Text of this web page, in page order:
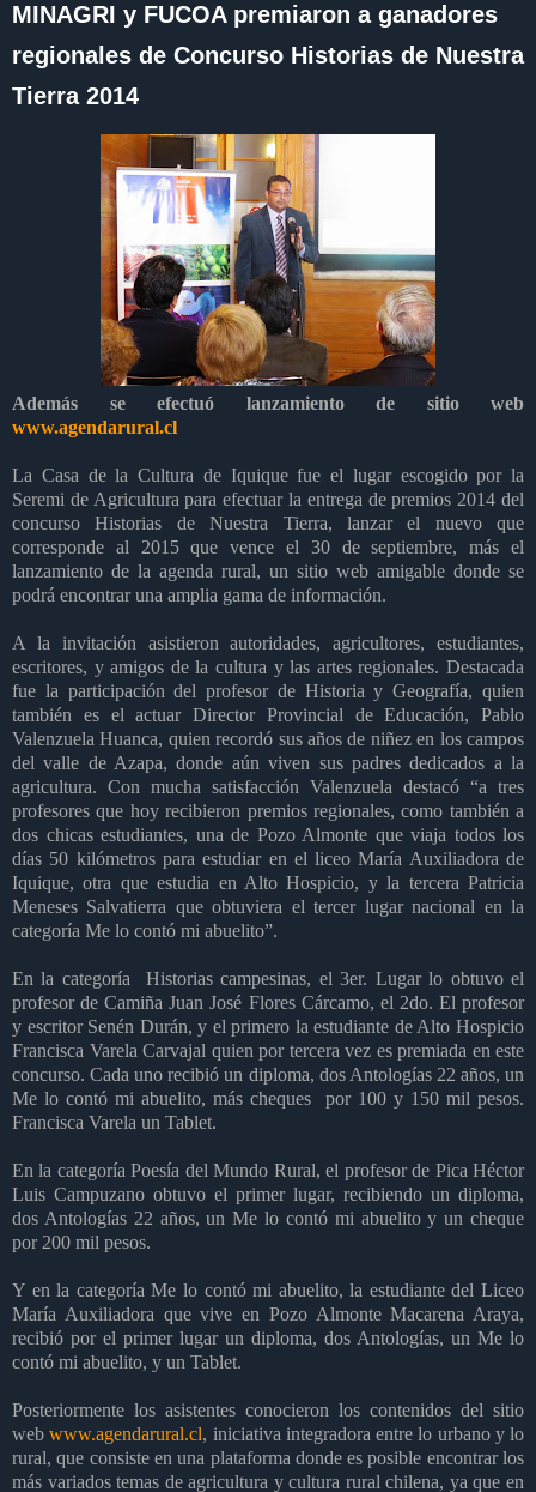
MINAGRI y FUCOA premiaron a ganadores
regionales de Concurso Historias de Nuestra
Tierra 2014
Además se efectuó lanzamiento de sitio web
www.agendarural.cl
La Casa de la Cultura de Iquique fue el lugar escogido por la
Seremi de Agricultura para efectuar la entrega de premios 2014 del
concurso Historias de Nuestra Tierra, lanzar el nuevo que
corresponde al 2015 que vence el 30 de septiembre, más el
lanzamiento de la agenda rural, un sitio web amigable donde se
podrá encontrar una amplia gama de información.
A la invitación asistieron autoridades, agricultores, estudiantes,
escritores, y amigos de la cultura y las artes regionales. Destacada
fue la participación del profesor de Historia y Geografía, quien
también es el actuar Director Provincial de Educación, Pablo
Valenzuela Huanca, quien recordó sus años de niñez en los campos
del valle de Azapa, donde aún viven sus padres dedicados a la
agricultura. Con mucha satisfacción Valenzuela destacó “a tres
profesores que hoy recibieron premios regionales, como también a
dos chicas estudiantes, una de Pozo Almonte que viaja todos los
días 50 kilómetros para estudiar en el liceo María Auxiliadora de
Iquique, otra que estudia en Alto Hospicio, y la tercera Patricia
Meneses Salvatierra que obtuviera el tercer lugar nacional en la
categoría Me lo contó mi abuelito”.
En la categoría Historias campesinas, el 3er. Lugar lo obtuvo el
profesor de Camiña Juan José Flores Cárcamo, el 2do. El profesor
y escritor Senén Durán, y el primero la estudiante de Alto Hospicio
Francisca Varela Carvajal quien por tercera vez es premiada en este
concurso. Cada uno recibió un diploma, dos Antologías 22 años, un
Me lo contó mi abuelito, más cheques por 100 y 150 mil pesos.
Francisca Varela un Tablet.
En la categoría Poesía del Mundo Rural, el profesor de Pica Héctor
Luis Campuzano obtuvo el primer lugar, recibiendo un diploma,
dos Antologías 22 años, un Me lo contó mi abuelito y un cheque
por 200 mil pesos.
Y en la categoría Me lo contó mi abuelito, la estudiante del Liceo
María Auxiliadora que vive en Pozo Almonte Macarena Araya,
recibió por el primer lugar un diploma, dos Antologías, un Me lo
contó mi abuelito, y un Tablet.
Posteriormente los asistentes conocieron los contenidos del sitio
webwww.agendarural.cl, iniciativa integradora entre lo urbano y lo
rural, que consiste en una plataforma donde es posible encontrar los
más variados temas de agricultura y cultura rural chilena, ya que en